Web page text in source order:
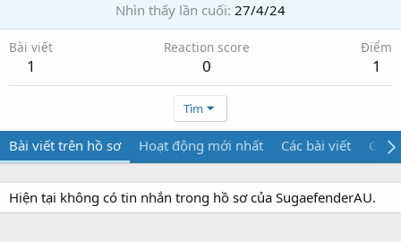
Nhìn thấy lần cuối 27/4/24
Bài viết
1
Reaction score
0
Điểm
1
Tìm
Bài viết trên hồ sơ Hoạt động mới nhất Các bài viết Giới
Hiện tại không có tin nhắn trong hồ sơ của SugaefenderAU.